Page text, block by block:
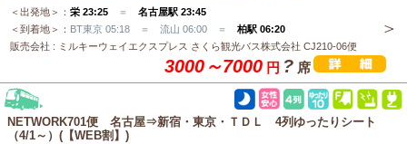
＜出発地＞： 栄 23:25 ＝ 名古屋駅 23:45
＜到着地＞： BT東京 05:18 ＝ 流山 06:00 ＝ 柏駅 06:20
販売会社 : ミルキーウェイエクスプレス さくら観光バス株式会社 CJ210-06便
3000～7000 円 ? 席
NETWORK701便 名古屋⇒新宿・東京・ＴＤＬ 4列ゆったりシート
（4/1～）(【WEB割】)